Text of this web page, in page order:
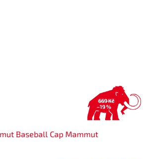
669 Kč
–19 %
Baseball Cap Mammut